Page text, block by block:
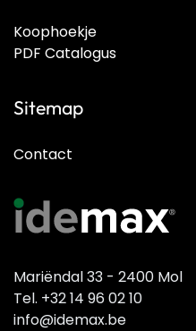
Koophoekje
PDF Catalogus
Sitemap
Contact
Mariëndal 33 - 2400 Mol
Tel. +32 14 96 02 10
info@idemax.be